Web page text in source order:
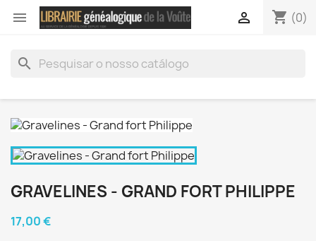
 shopping_cart (0)

search
GRAVELINES - GRAND FORT PHILIPPE
17,00 €